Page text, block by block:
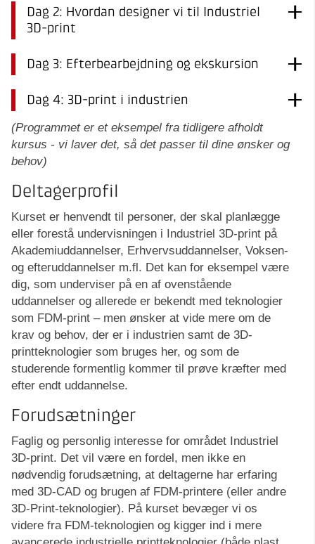
Dag 2: Hvordan designer vi til Industriel
3D-print
Dag 3: Efterbearbejdning og ekskursion
Dag 4: 3D-print i industrien
(Programmet er et eksempel fra tidligere afholdt
kursus - vi laver det, så det passer til dine ønsker og
behov)
Deltagerprofil
Kurset er henvendt til personer, der skal planlægge
eller forestå undervisningen i Industriel 3D-print på
Akademiuddannelser, Erhvervsuddannelser, Voksen-
og efteruddannelser m.fl. Det kan for eksempel være
dig, som underviser på en af ovenstående
uddannelser og allerede er bekendt med teknologier
som FDM-print – men ønsker at vide mere om de
krav og behov, der er i industrien samt de 3D-
printteknologier som bruges her, og som de
studerende formentlig kommer til prøve kræfter med
efter endt uddannelse.
Forudsætninger
Faglig og personlig interesse for området Industriel
3D-print. Det vil være en fordel, men ikke en
nødvendig forudsætning, at deltagerne har erfaring
med 3D-CAD og brugen af FDM-printere (eller andre
3D-Print-teknologier). På kurset bevæger vi os
videre fra FDM-teknologien og kigger ind i mere